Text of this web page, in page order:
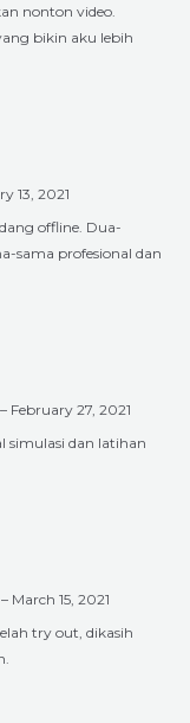
nonton video.
bikin aku lebih
13, 2021
offline. Dua-
sama profesional dan
– February 27, 2021
simulasi dan latihan
– March 15, 2021
try out, dikasih